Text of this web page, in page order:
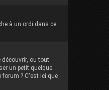
à un ordi dans ce
ou tout
un petit quelque
forum ? C'est ici que